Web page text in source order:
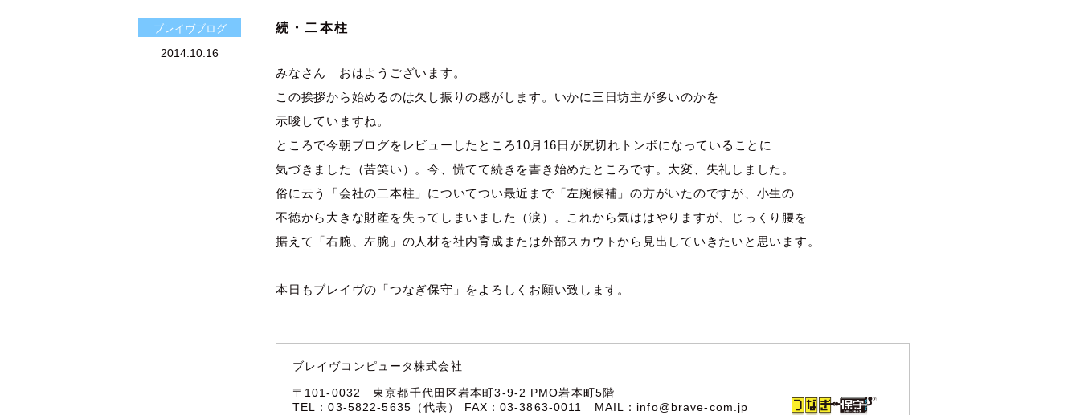
ブレイヴブログ
2014.10.16
続・二本柱
みなさん おはようございます。
この挨拶から始めるのは久し振りの感がします。いかに三日坊主が多いのかを
示唆していますね。
ところで今朝ブログをレビューしたところ10月16日が尻切れトンボになっていることに
気づきました（苦笑い）。今、慌てて続きを書き始めたところです。大変、失礼しました。
俗に云う「会社の二本柱」についてつい最近まで「左腕候補」の方がいたのですが、小生の
不徳から大きな財産を失ってしまいました（涙）。これから気ははやりますが、じっくり腰を
据えて「右腕、左腕」の人材を社内育成または外部スカウトから見出していきたいと思います。
本日もブレイヴの「つなぎ保守」をよろしくお願い致します。
ブレイヴコンピュータ株式会社
〒101-0032東京都千代田区岩本町3-9-2 PMO岩本町5階
TEL：03-5822-5635（代表） FAX：03-3863-0011 MAIL： info@brave-com.jp